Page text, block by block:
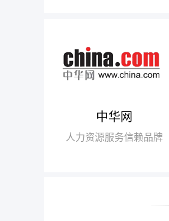
中华网
人力资源服务信赖品牌